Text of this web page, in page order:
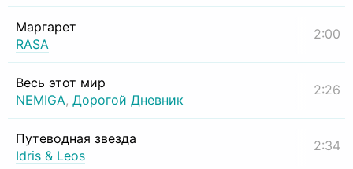
Маргарет
RASA
2:00
Весь этот мир
NEMIGA, Дорогой Дневник
2:26
Путеводная звезда
Idris & Leos
2:34